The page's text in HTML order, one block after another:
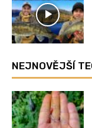
NEJNOVĚJŠÍ